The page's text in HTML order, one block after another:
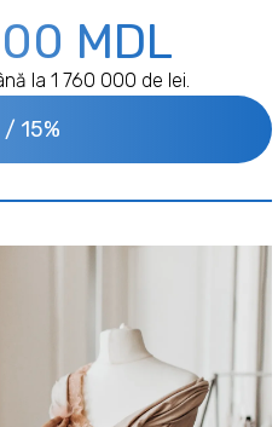
MDL
la 1 760 000 de lei.
15%